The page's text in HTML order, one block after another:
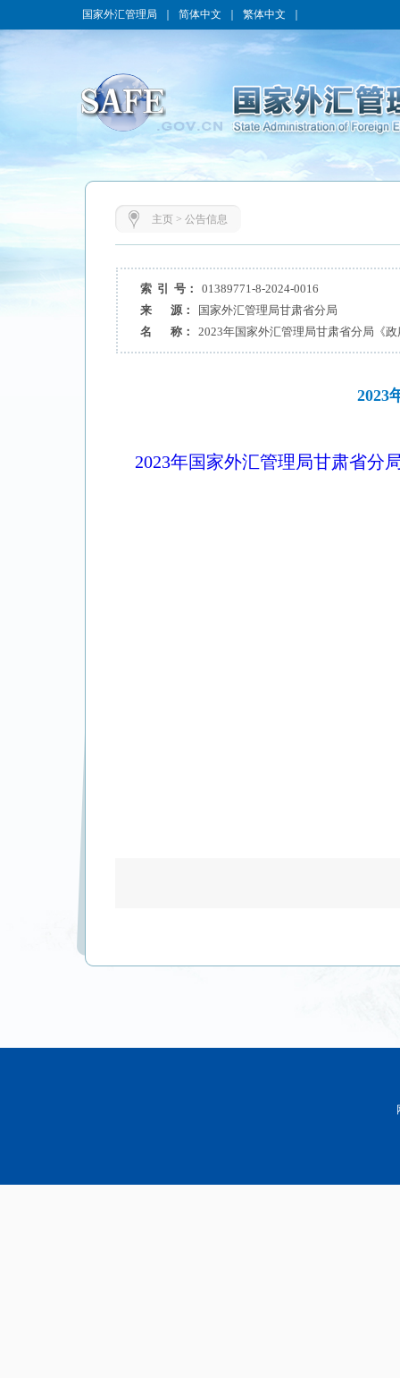
国家外汇管理局 简体中文 繁体中文
主页> 公告信息
索 引 号：
01389771-8-2024-0016
来 源：
国家外汇管理局甘肃省分局
名 称：
2023年国家外汇管理局甘肃省分局《
2023
2023年国家外汇管理局甘肃省分